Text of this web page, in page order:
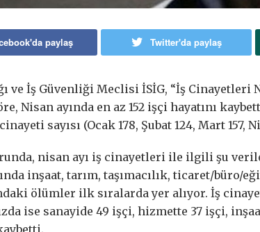
paylaş Twitter'da paylaş
ve İş Güvenliği Meclisi İSİG, “İş Cinayetleri
Nisan ayında en az 152 işçi hayatını
sayısı (Ocak 178, Şubat 124, Mart 157,
nisan ayı iş cinayetleri ile ilgili şu
inşaat, tarım, taşımacılık, ticaret/büro/
ölümler ilk sıralarda yer alıyor. İş
ise sanayide 49 işçi, hizmette 37 işçi,